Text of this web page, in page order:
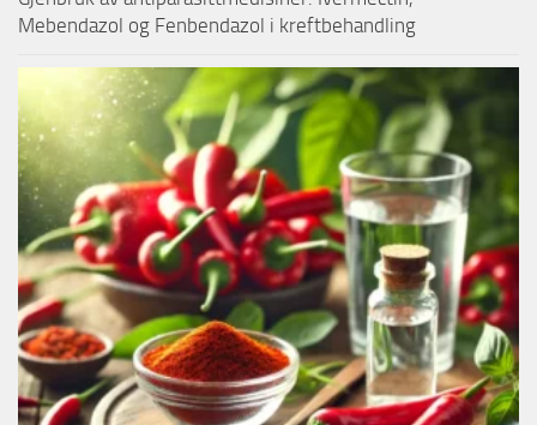
Mebendazol og Fenbendazol i kreftbehandling